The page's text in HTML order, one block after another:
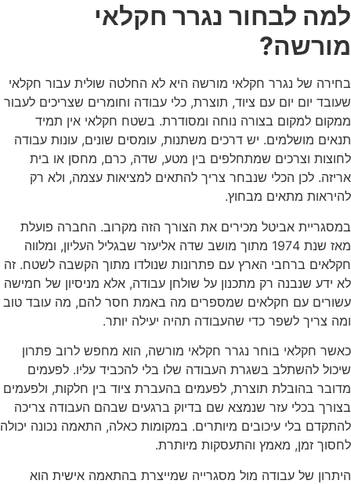
למה לבחור נגרר חקלאי
מורשה?
בחירה של נגרר חקלאי מורשה היא לא החלטה שולית עבור חקלאי
שעובד יום יום עם ציוד, תוצרת, כלי עבודה וחומרים שצריכים לעבור
ממקום למקום בצורה נוחה ומסודרת. בשטח חקלאי אין תמיד
תנאים מושלמים. יש דרכים משתנות, עומסים שונים, עונות עבודה
לחוצות וצרכים שמתחלפים בין מטע, שדה, כרם, מחסן או בית
אריזה. לכן הכלי שנבחר צריך להתאים למציאות עצמה, ולא רק
להיראות מתאים מבחוץ.
במסגריית אביטל מכירים את הצורך הזה מקרוב. החברה פועלת
מאז שנת 1974 מתוך מושב שדה אליעזר שבגליל העליון, ומלווה
חקלאים ברחבי הארץ עם פתרונות שנולדו מתוך הקשבה לשטח. זה
לא ידע שנבנה רק מתכנון על שולחן עבודה, אלא מניסיון של חמישה
עשורים עם חקלאים שמספרים מה באמת חסר להם, מה עובד טוב
ומה צריך לשפר כדי שהעבודה תהיה יעילה יותר.
כאשר חקלאי בוחר נגרר חקלאי מורשה, הוא מחפש לרוב פתרון
שיכול להשתלב בשגרת העבודה שלו בלי להכביד עליו. לפעמים
מדובר בהובלת תוצרת, לפעמים בהעברת ציוד בין חלקות, ולפעמים
בצורך בכלי עזר שנמצא שם בדיוק ברגעים שבהם העבודה צריכה
להתקדם בלי עיכובים מיותרים. במקומות כאלה, התאמה נכונה יכולה
לחסוך זמן, מאמץ והתעסקות מיותרת.
היתרון של עבודה מול מסגרייה שמייצרת בהתאמה אישית הוא